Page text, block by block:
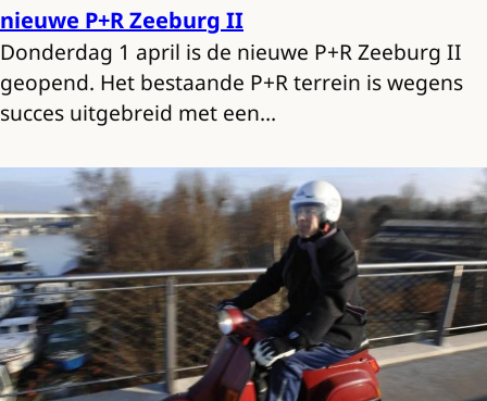
nieuwe P+R Zeeburg II
Donderdag 1 april is de nieuwe P+R Zeeburg II
geopend. Het bestaande P+R terrein is wegens
succes uitgebreid met een…